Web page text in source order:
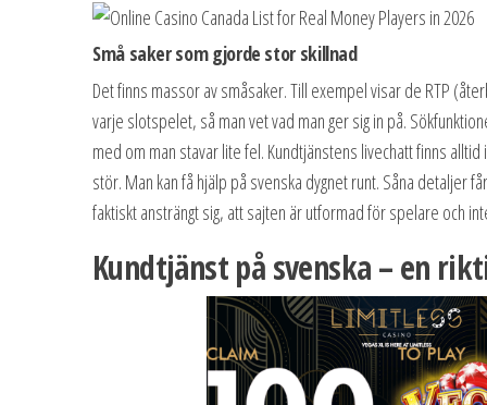
Små saker som gjorde stor skillnad
Det finns massor av småsaker. Till exempel visar de RTP
varje slotspelet, så man vet vad man ger sig in på.
med om man stavar lite fel. Kundtjänstens livechatt finns
stör. Man kan få hjälp på svenska dygnet runt. Såna detaljer
faktiskt ansträngt sig, att sajten är utformad för spelare och
Kundtjänst på svenska – en